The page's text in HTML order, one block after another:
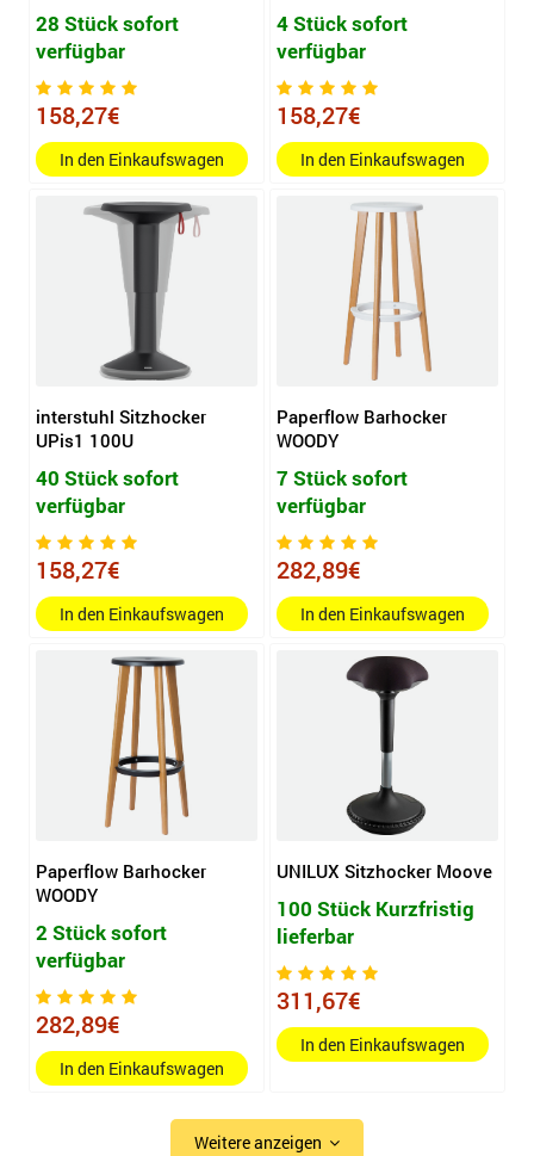
28 Stück sofort
verfügbar
158,27€
In den Einkaufswagen
4 Stück sofort
verfügbar
158,27€
In den Einkaufswagen
interstuhl Sitzhocker
UPis1 100U
40 Stück sofort
verfügbar
158,27€
In den Einkaufswagen
Paperflow Barhocker
WOODY
7 Stück sofort
verfügbar
282,89€
In den Einkaufswagen
Paperflow Barhocker
WOODY
2 Stück sofort
verfügbar
282,89€
In den Einkaufswagen
UNILUX Sitzhocker Moove
100 Stück Kurzfristig
lieferbar
311,67€
In den Einkaufswagen
Weitere anzeigen